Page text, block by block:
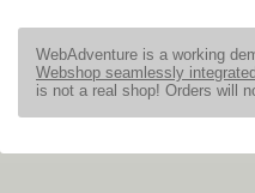
WebAdventure is a working
Webshop seamlessly
is not a real shop! Orders will